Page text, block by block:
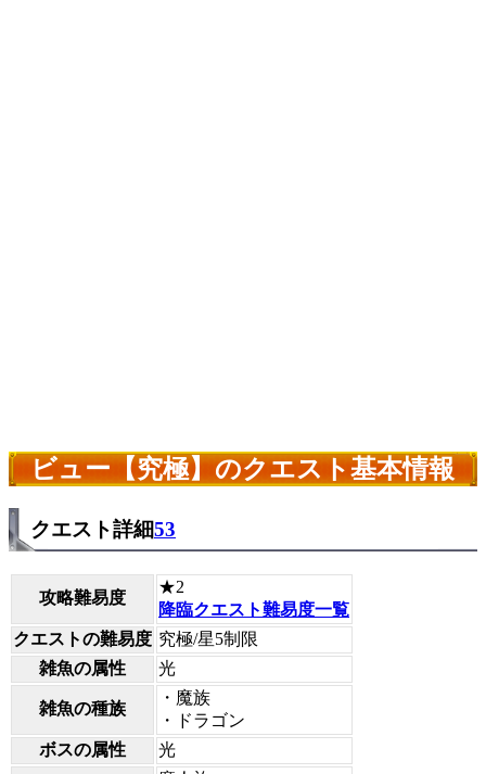
ビュー【究極】のクエスト基本情報
クエスト詳細53
攻略難易度
★2
降臨クエスト難易度一覧
クエストの難易度 究極/星5制限
雑魚の属性
光
雑魚の種族
・魔族
・ドラゴン
ボスの属性
光